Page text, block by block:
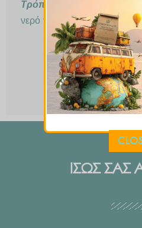
Τρόπος Παρασκευής:
νερό για 10′ – 15′ , πίνετε 2
ΙΣΩΣ ΣΑΣ